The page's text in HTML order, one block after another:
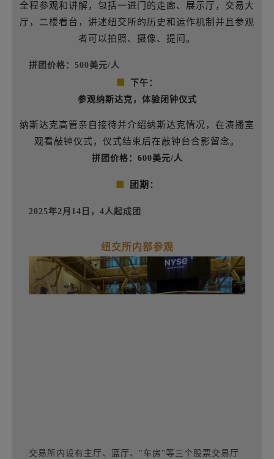
全程参观和讲解，包括一进门的走廊、展示厅，交易大
厅，二楼看台，讲述纽交所的历史和运作机制并且参观
者可以拍照、摄像、提问。
拼团价格： 500美元/人
■
下午：
参观纳斯达克，体验闭钟仪式
纳斯达克高管亲自接待并介绍纳斯达克情况，在演播室
观看敲钟仪式，仪式结束后在敲钟台合影留念。
拼团价格： 600美元/人
■ 团期：
2025年2月14日，4人起成团
纽交所内部参观
交易所内设有主厅、蓝厅、"车房"等三个股票交易厅